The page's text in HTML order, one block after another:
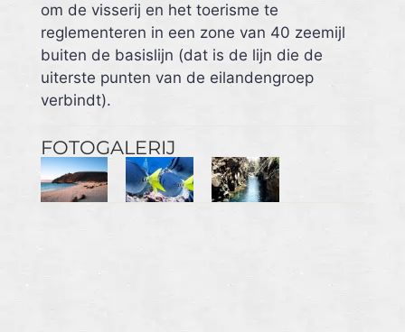
om de visserij en het toerisme te
reglementeren in een zone van 40 zeemijl
buiten de basislijn (dat is de lijn die de
uiterste punten van de eilandengroep
verbindt).
FOTOGALERIJ